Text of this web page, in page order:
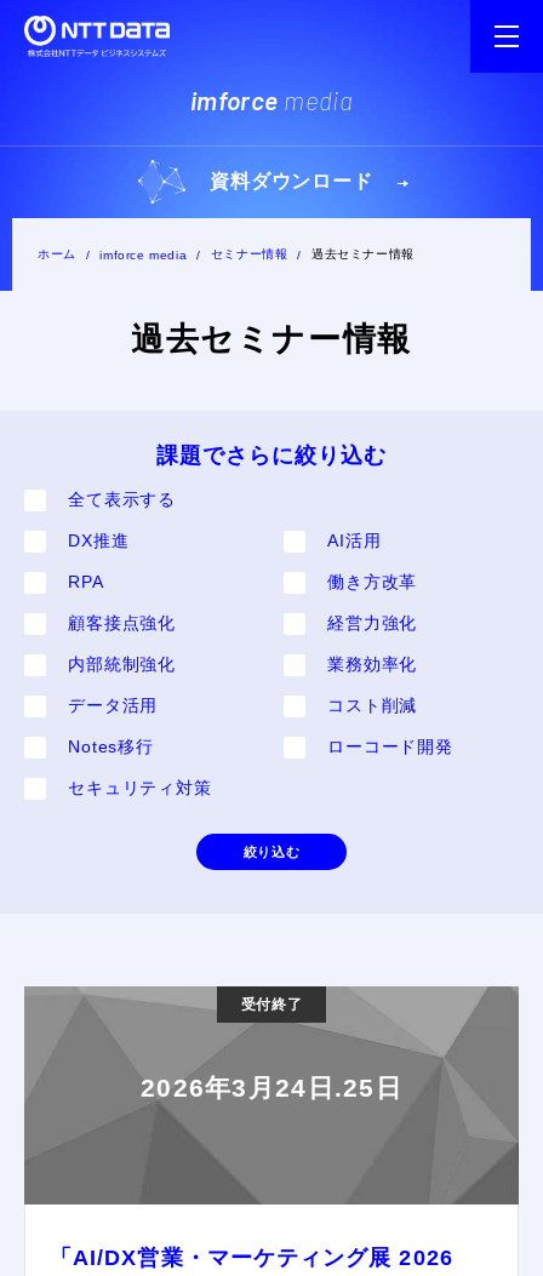
imforce media
資料ダウンロード
ホーム imforce media セミナー情報 過去セミナー情報
過去セミナー情報
課題でさらに絞り込む
全て表⽰する
DX推進 AI活用
RPA 働き方改革
顧客接点強化 経営力強化
内部統制強化 業務効率化
データ活用 コスト削減
Notes移行 ローコード開発
セキュリティ対策
絞り込む
受付終了
2026年3月24日.25日
「AI/DX営業・マーケティング展 2026